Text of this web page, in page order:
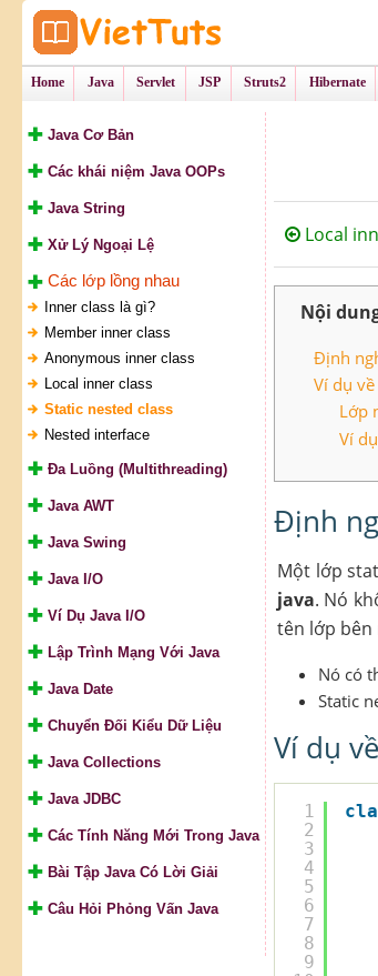
Home Java Servlet JSP Struts2 Hibernate
Java Cơ Bản
Các khái niệm Java OOPs
Java String
Xử Lý Ngoại Lệ
Các lớp lồng nhau
Inner class là gì?
Member inner class
Anonymous inner class
Local inner class
Static nested class
Nested interface
Đa Luồng (Multithreading)
Java AWT
Java Swing
Java I/O
Ví Dụ Java I/O
Lập Trình Mạng Với Java
Java Date
Chuyển Đối Kiểu Dữ Liệu
Java Collections
Java JDBC
Các Tính Năng Mới Trong Java
Bài Tập Java Có Lời Giải
Câu Hỏi Phỏng Vấn Java
Local
Nội
Định
Ví dụ
Lớp
Ví
Định
Một lớp
java. Nó
tên lớp bên
Nó có
Static
Ví dụ
1
2
3
4
5
6
7
8
9